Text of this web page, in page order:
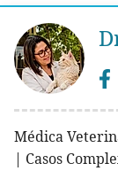
Médica
| Casos